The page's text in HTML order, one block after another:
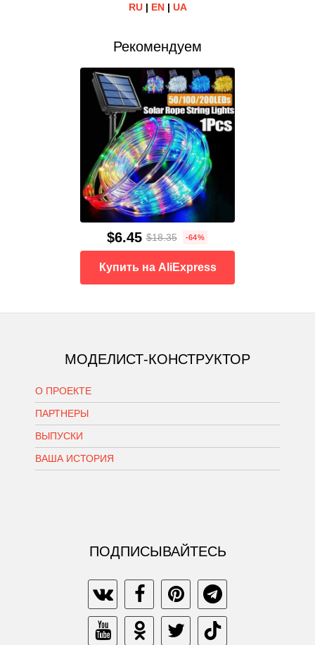
RU| EN| UA
Рекомендуем
$6.45 $18.35 -64%
Купить на AliExpress
МОДЕЛИСТ-КОНСТРУКТОР
О ПРОЕКТЕ
ПАРТНЕРЫ
ВЫПУСКИ
ВАША ИСТОРИЯ
ПОДПИСЫВАЙТЕСЬ